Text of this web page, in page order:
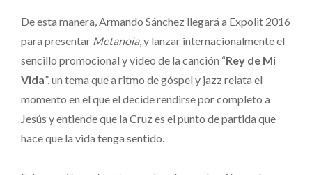
De esta manera, Armando Sánchez llegará a Expolit 2016
para presentar Metanoia, y lanzar internacionalmente el
sencillo promocional y video de la canción “Rey de Mi
Vida”, un tema que a ritmo de góspel y jazz relata el
momento en el que el decide rendirse por completo a
Jesús y entiende que la Cruz es el punto de partida que
hace que la vida tenga sentido.